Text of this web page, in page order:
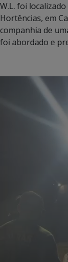
W.L. foi
Hortências, em
companhia de
foi abordado e